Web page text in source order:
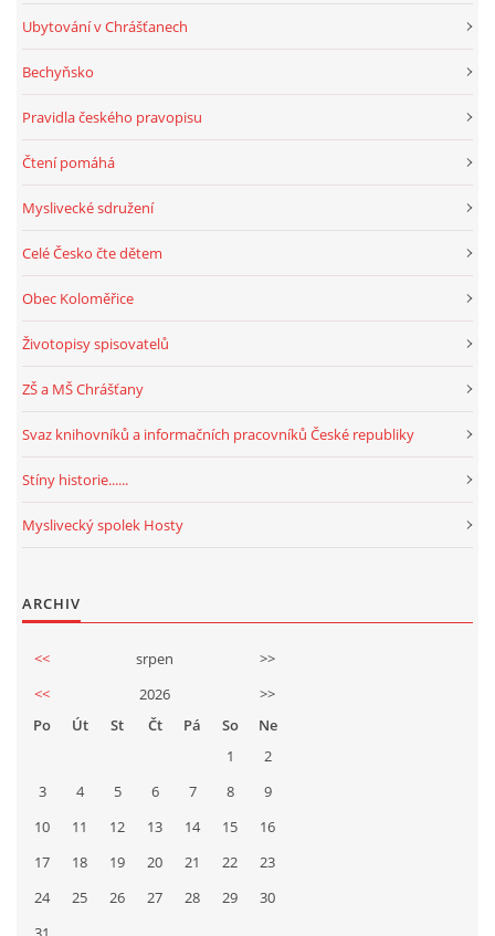
Ubytování v Chrášťanech
Bechyňsko
Pravidla českého pravopisu
Čtení pomáhá
Myslivecké sdružení
Celé Česko čte dětem
Obec Koloměřice
Životopisy spisovatelů
ZŠ a MŠ Chrášťany
Svaz knihovníků a informačních pracovníků České republiky
Stíny historie......
Myslivecký spolek Hosty
ARCHIV
<< srpen
>>
<<
2026
>>
Po
Út St Čt Pá So
Ne
1
2
3
4 5 6 7 8
9
10
11 12 13 14 15
16
17
18 19 20 21 22
23
24
25 26 27 28 29
30